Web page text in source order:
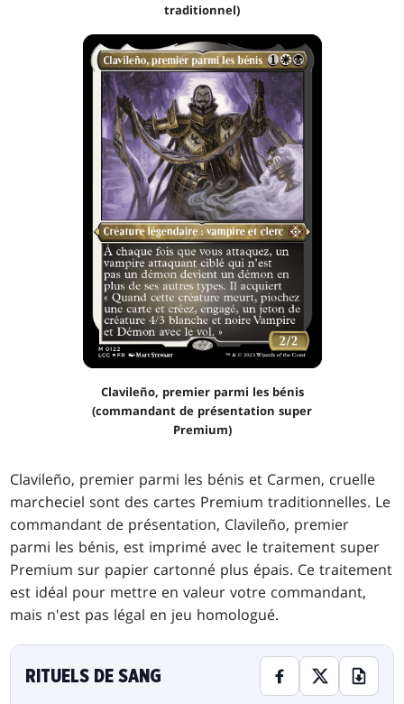
traditionnel)
Clavileño, premier parmi les bénis
(commandant de présentation super
Premium)
Clavileño, premier parmi les bénis et Carmen, cruelle
marcheciel sont des cartes Premium traditionnelles. Le
commandant de présentation, Clavileño, premier
parmi les bénis, est imprimé avec le traitement super
Premium sur papier cartonné plus épais. Ce traitement
est idéal pour mettre en valeur votre commandant,
mais n'est pas légal en jeu homologué.
RITUELS DE SANG